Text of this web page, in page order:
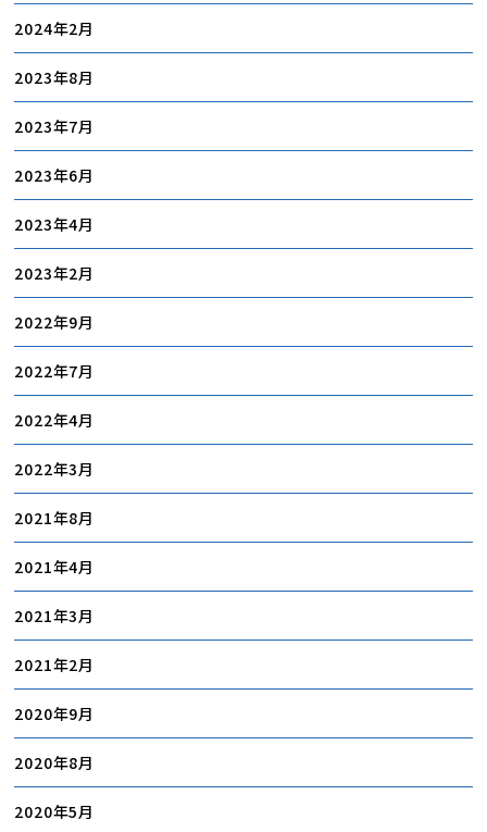
2024年2月
2023年8月
2023年7月
2023年6月
2023年4月
2023年2月
2022年9月
2022年7月
2022年4月
2022年3月
2021年8月
2021年4月
2021年3月
2021年2月
2020年9月
2020年8月
2020年5月